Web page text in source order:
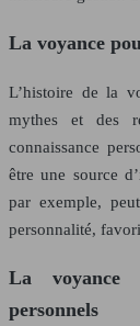
La voyance
L’histoire de la
mythes et des
connaissance
être une source
par exemple,
personnalité,
La voyance
personnels